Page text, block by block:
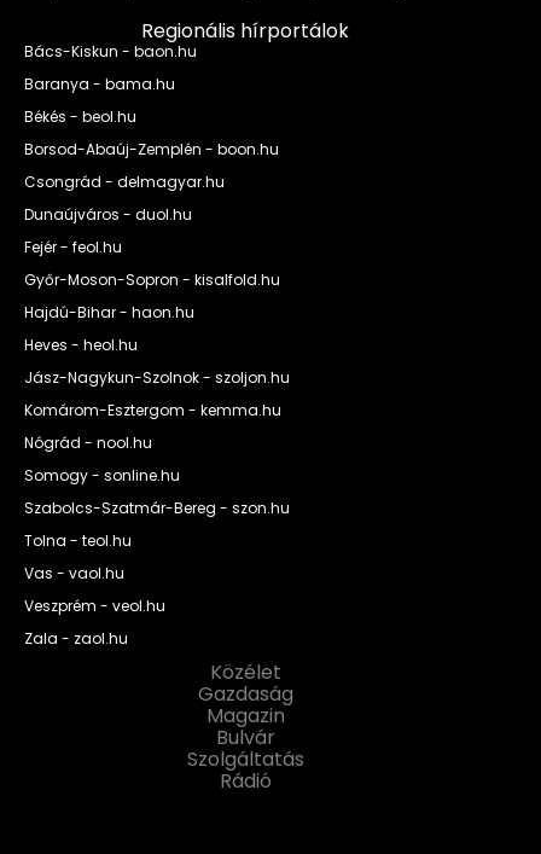
Regionális hírportálok
Bács-Kiskun - baon.hu
Baranya - bama.hu
Békés - beol.hu
Borsod-Abaúj-Zemplén - boon.hu
Csongrád - delmagyar.hu
Dunaújváros - duol.hu
Fejér - feol.hu
Győr-Moson-Sopron - kisalfold.hu
Hajdú-Bihar - haon.hu
Heves - heol.hu
Jász-Nagykun-Szolnok - szoljon.hu
Komárom-Esztergom - kemma.hu
Nógrád - nool.hu
Somogy - sonline.hu
Szabolcs-Szatmár-Bereg - szon.hu
Tolna - teol.hu
Vas - vaol.hu
Veszprém - veol.hu
Zala - zaol.hu
Közélet
Gazdaság
Magazin
Bulvár
Szolgáltatás
Rádió